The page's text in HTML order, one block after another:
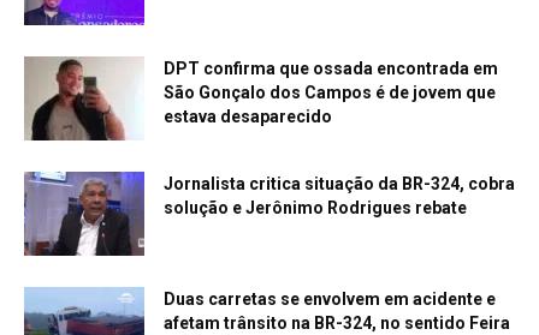
DPT confirma que ossada encontrada em
São Gonçalo dos Campos é de jovem que
estava desaparecido
Jornalista critica situação da BR-324, cobra
solução e Jerônimo Rodrigues rebate
Duas carretas se envolvem em acidente e
afetam trânsito na BR-324, no sentido Feira